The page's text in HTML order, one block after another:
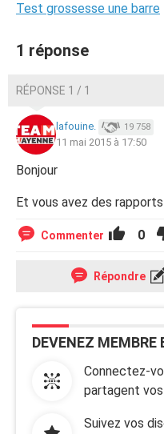
Test grossesse une barre
1 réponse
RÉPONSE 1 / 1
lafouine. 19 758
11 mai 2015 à 17:50
Bonjour
Et vous avez des
Commenter 0
Répondre
DEVENEZ MEMBRE
Connectez-
partagent
Suivez vos